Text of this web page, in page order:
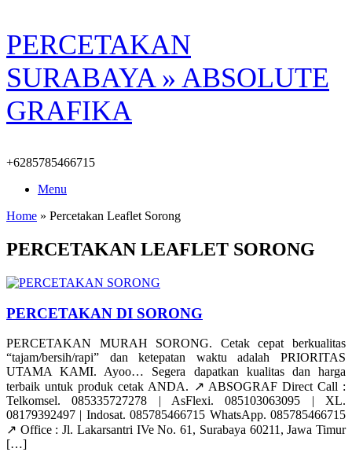
Skip
to
content
PERCETAKAN
SURABAYA » ABSOLUTE
GRAFIKA
+6285785466715
Menu
Home » Percetakan Leaflet Sorong
PERCETAKAN LEAFLET SORONG
PERCETAKAN DI SORONG
PERCETAKAN MURAH SORONG. Cetak cepat berkualitas
“tajam/bersih/rapi” dan ketepatan waktu adalah PRIORITAS
UTAMA KAMI. Ayoo… Segera dapatkan kualitas dan harga
terbaik untuk produk cetak ANDA. ↗️ ABSOGRAF Direct Call :
Telkomsel. 085335727278 | AsFlexi. 085103063095 | XL.
08179392497 | Indosat. 085785466715 WhatsApp. 085785466715
↗️ Office : Jl. Lakarsantri IVe No. 61, Surabaya 60211, Jawa Timur
[…]